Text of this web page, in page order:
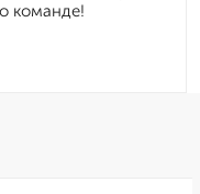
команде!